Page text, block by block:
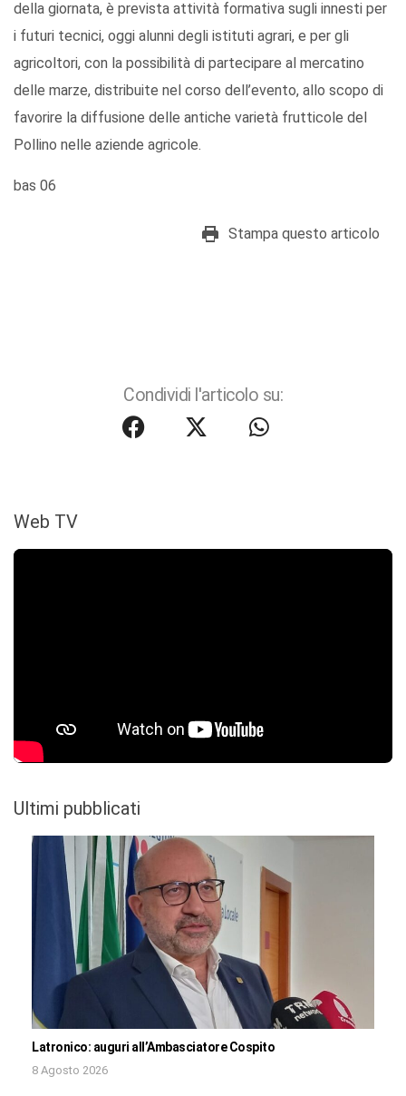
della giornata, è prevista attività formativa sugli innesti per
i futuri tecnici, oggi alunni degli istituti agrari, e per gli
agricoltori, con la possibilità di partecipare al mercatino
delle marze, distribuite nel corso dell’evento, allo scopo di
favorire la diffusione delle antiche varietà frutticole del
Pollino nelle aziende agricole.
bas 06
Stampa questo articolo
Condividi l'articolo su:
Web TV
Ultimi pubblicati
Latronico: auguri all’Ambasciatore Cospito
8 Agosto 2026